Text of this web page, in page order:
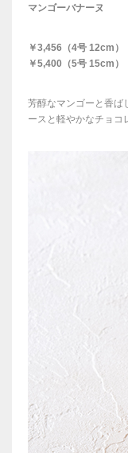
マンゴーバナーヌ
￥3,456（4号 12cm）
￥5,400（5号 15cm）
芳醇なマンゴーと香ば
ースと軽やかなチョコ